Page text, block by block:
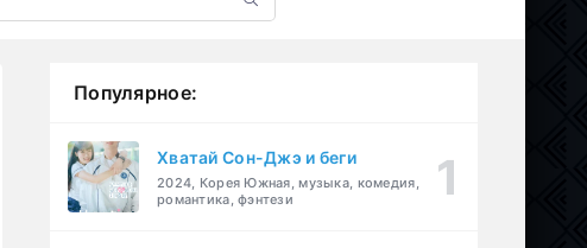
Популярное:
Хватай Сон-Джэ и беги
2024, Корея Южная, музыка, комедия,
романтика, фэнтези